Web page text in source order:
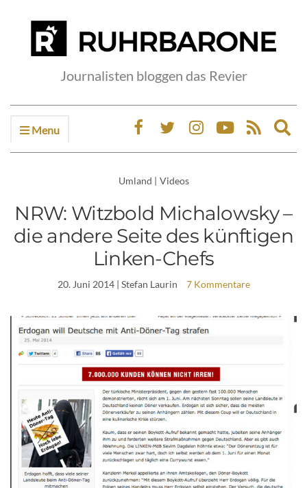
Journalisten bloggen das Revier
Menu
Umland | Videos
NRW: Witzbold Michalowsky –
die andere Seite des künftigen
Linken-Chefs
20. Juni 2014| Stefan Laurin 7 Kommentare